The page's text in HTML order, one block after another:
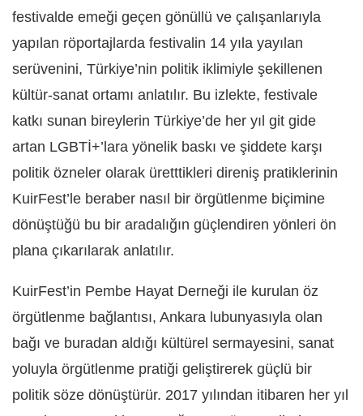
festivalde emeği geçen gönüllü ve çalışanlarıyla
yapılan röportajlarda festivalin 14 yıla yayılan
serüvenini, Türkiye’nin politik iklimiyle şekillenen
kültür-sanat ortamı anlatılır. Bu izlekte, festivale
katkı sunan bireylerin Türkiye’de her yıl git gide
artan LGBTİ+’lara yönelik baskı ve şiddete karşı
politik özneler olarak üretttikleri direniş pratiklerinin
KuirFest’le beraber nasıl bir örgütlenme biçimine
dönüştüğü bu bir aradalığın güçlendiren yönleri ön
plana çıkarılarak anlatılır.
KuirFest’in Pembe Hayat Derneği ile kurulan öz
örgütlenme bağlantısı, Ankara lubunyasıyla olan
bağı ve buradan aldığı kültürel sermayesini, sanat
yoluyla örgütlenme pratiği geliştirerek güçlü bir
politik söze dönüştürür. 2017 yılından itibaren her yıl